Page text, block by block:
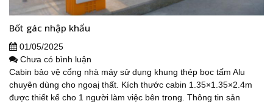
Bốt gác nhập khẩu
01/05/2025
Chưa có bình luận
Cabin bảo vệ cổng nhà máy sử dụng khung thép bọc tấm Alu
chuyên dùng cho ngoaị thất. Kích thước cabin 1.35×1.35×2.4m
được thiết kế cho 1 người làm việc bên trong. Thông tin sản